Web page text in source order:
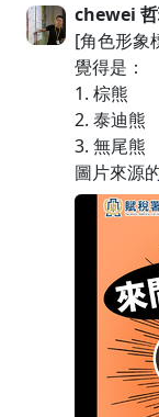
chewei
[角色形象
覺得是：
1. 棕熊
2. 泰迪熊
3. 無尾熊
圖片來源